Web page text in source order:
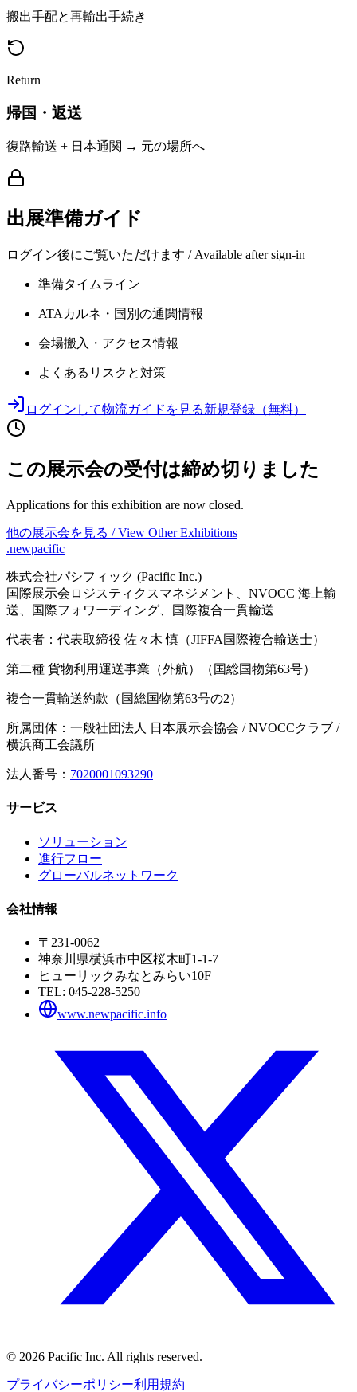
搬出手配と再輸出手続き
Return
帰国・返送
復路輸送 + 日本通関 → 元の場所へ
出展準備ガイド
ログイン後にご覧いただけます / Available after sign-in
準備タイムライン
ATAカルネ・国別の通関情報
会場搬入・アクセス情報
よくあるリスクと対策
ログインして物流ガイドを見る新規登録（無料）
この展示会の受付は締め切りました
Applications for this exhibition are now closed.
他の展示会を見る / View Other Exhibitions
.newpacific
株式会社パシフィック (Pacific Inc.)
国際展示会ロジスティクスマネジメント、NVOCC 海上輸
送、国際フォワーディング、国際複合一貫輸送
代表者：代表取締役 佐々木 慎（JIFFA国際複合輸送士）
第二種 貨物利用運送事業（外航）（国総国物第63号）
複合一貫輸送約款（国総国物第63号の2）
所属団体：一般社団法人 日本展示会協会 / NVOCCクラブ /
横浜商工会議所
法人番号： 7020001093290
サービス
ソリューション
進行フロー
グローバルネットワーク
会社情報
〒231-0062
神奈川県横浜市中区桜木町1-1-7
ヒューリックみなとみらい10F
TEL: 045-228-5250
www.newpacific.info
© 2026 Pacific Inc. All rights reserved.
プライバシーポリシー利用規約